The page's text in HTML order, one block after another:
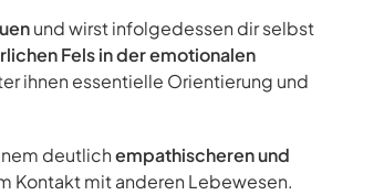
und wirst infolgedessen dir selbst
Fels in der emotionalen
ihnen essentielle Orientierung und
deutlichempathischeren und
Kontakt mit anderen Lebewesen.